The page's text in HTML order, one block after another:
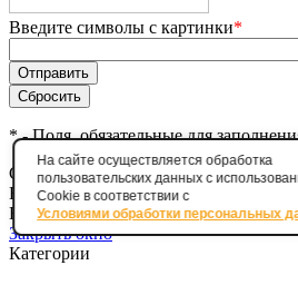
Введите символы с картинки*
*- Поля, обязательные для
Сообщение отправлено
Ваше сообщение успешно
Вами свяжется наш специалист
Закрыть окно
Категории
На сайте осуществляется обработка
пользовательских данных с
Cookie в соответствии с
Условиями обработки персональных